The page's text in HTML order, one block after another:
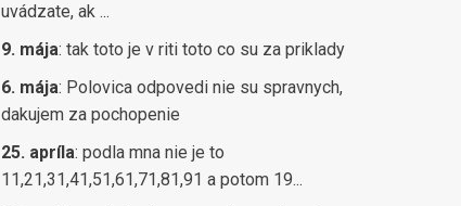
uvádzate, ak ...
9. mája: tak toto je v riti toto co su za priklady
6. mája: Polovica odpovedi nie su spravnych,
dakujem za pochopenie
25. apríla: podla mna nie je to
11,21,31,41,51,61,71,81,91 a potom 19...